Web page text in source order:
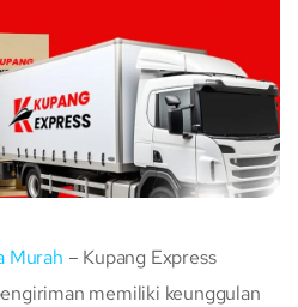
Murah – Kupang Express
memiliki keunggulan